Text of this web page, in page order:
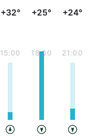
+32° +25° +24°
15:00 18:00 21:00